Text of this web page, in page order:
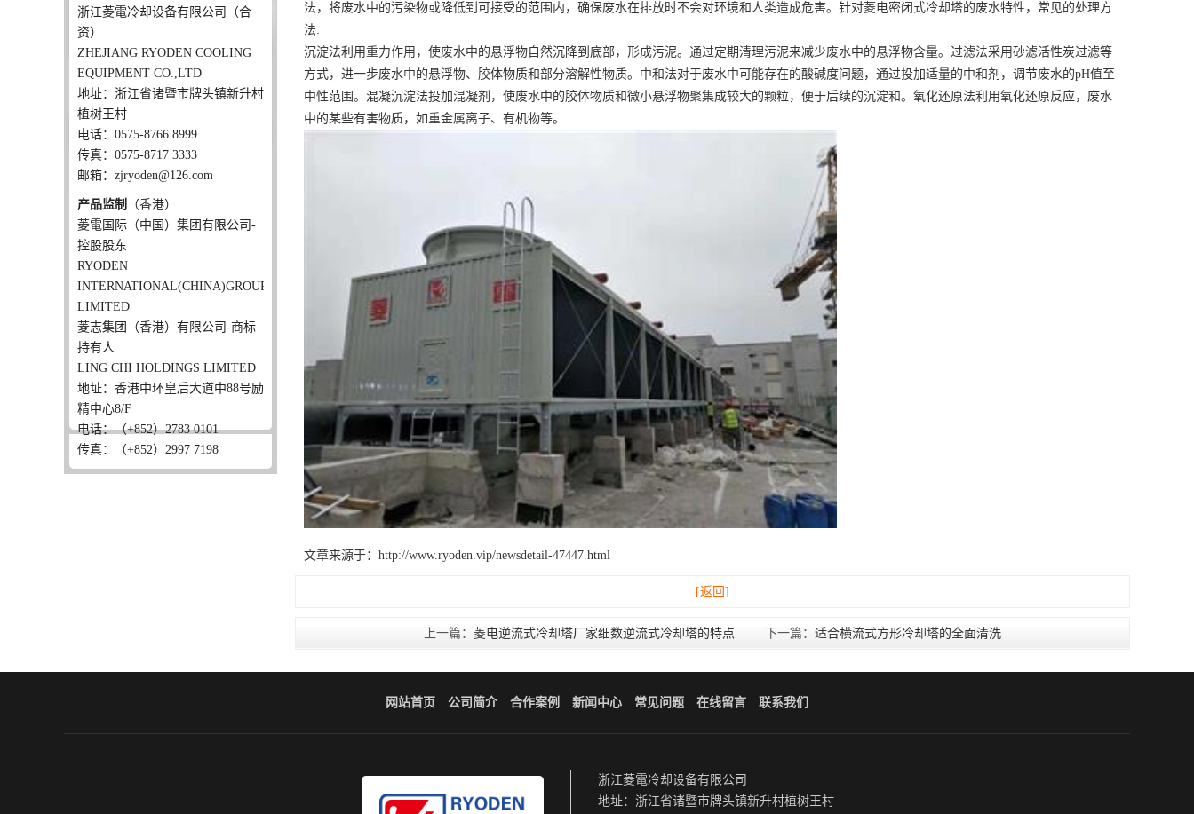
浙江菱電冷却设备有限公司（合
资）
ZHEJIANG RYODEN COOLING
EQUIPMENT CO.,LTD
地址：浙江省诸暨市牌头镇新升村
植树王村
电话：0575-8766 8999
传真：0575-8717 3333
邮箱：zjryoden@126.com
产品监制
（香港）
菱電国际（中国）集团有限公司-
控股股东
RYODEN
INTERNATIONAL(CHINA)GROUP
LIMITED
菱志集团（香港）有限公司-商标
持有人
LING CHI HOLDINGS LIMITED
地址：香港中环皇后大道中88号励
精中心8/F
电话：（+852）2783 0101
传真：（+852）2997 7198
法，将废水中的污染物或降低到可接受的范围内，确保废水在排放时不会对环境和人类造成危害。针对菱电密闭式冷却塔的废水特性，常见的处理方
法:
沉淀法利用重力作用，使废水中的悬浮物自然沉降到底部，形成污泥。通过定期清理污泥来减少废水中的悬浮物含量。过滤法采用砂滤活性炭过滤等
方式，进一步废水中的悬浮物、胶体物质和部分溶解性物质。中和法对于废水中可能存在的酸碱度问题，通过投加适量的中和剂，调节废水的pH值至
中性范围。混凝沉淀法投加混凝剂，使废水中的胶体物质和微小悬浮物聚集成较大的颗粒，便于后续的沉淀和。氧化还原法利用氧化还原反应，废水
中的某些有害物质，如重金属离子、有机物等。
文章来源于：http://www.ryoden.vip/newsdetail-47447.html
[返回]
上一篇： 菱电逆流式冷却塔厂家细数逆流式冷却塔的特点 下一篇： 适合横流式方形冷却塔的全面清洗
网站首页 公司简介 合作案例 新闻中心 常见问题 在线留言 联系我们
浙江菱電冷却设备有限公司
地址：浙江省诸暨市牌头镇新升村植树王村